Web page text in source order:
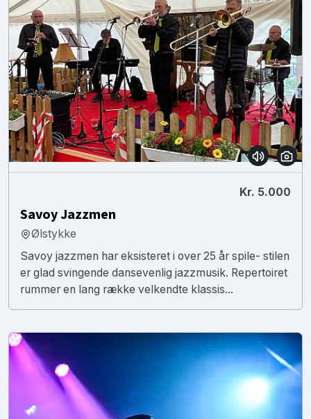
Kr. 5.000
Savoy Jazzmen
Ølstykke
Savoy jazzmen har eksisteret i over 25 år spile- stilen
er glad svingende dansevenlig jazzmusik. Repertoiret
rummer en lang række velkendte klassis...